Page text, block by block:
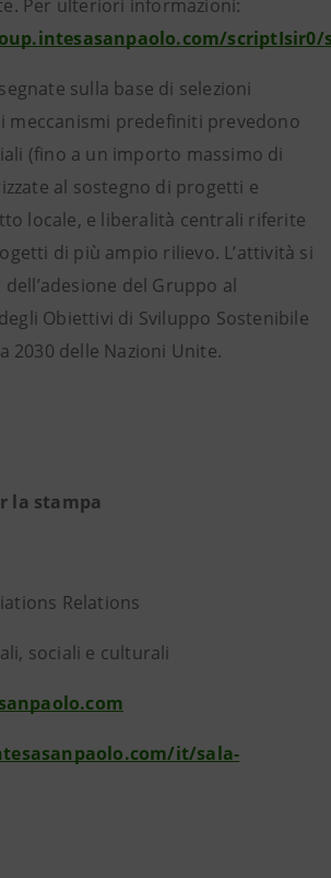
Per ulteriori informazioni:
scriptIsir0/
sulla base di selezioni
meccanismi predefiniti prevedono
(fino a un importo massimo di
al sostegno di progetti e
locale, e liberalità centrali riferite
di più ampio rilievo. L’attività si
del Gruppo al
Obiettivi di Sviluppo Sostenibile
2030 delle Nazioni Unite.
la stampa
Relations
sociali e culturali
it/sala-